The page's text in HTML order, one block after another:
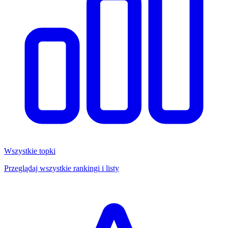
Wszystkie topki
Przeglądaj wszystkie rankingi i listy